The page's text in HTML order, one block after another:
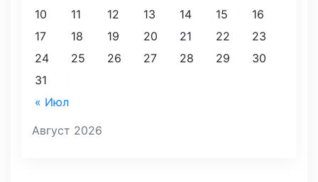
Август 2026
« Июл
10
11 12 13 14 15
16
17
18 19 20 21 22
23
24
25 26 27 28 29
30
31